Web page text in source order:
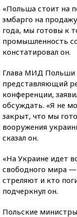
«Польша стоит на
эмбарго на
года, мы готовы к
промышленность
констатировал он.
Глава МИД Польши
представляющий
конференции,
обсуждать. «Я не
закрыт, что мы
вооружения
сказал он.
«На Украине идет
свободного мира
стреляют и кто
подчеркнул он.
Польские